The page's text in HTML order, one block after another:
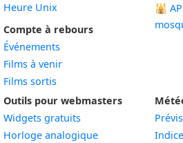
Heure Unix
Compte à rebours
Événements
Films à venir
Films sortis
🕌
Outils pour webmasters
Widgets gratuits
Horloge analogiqueWidget